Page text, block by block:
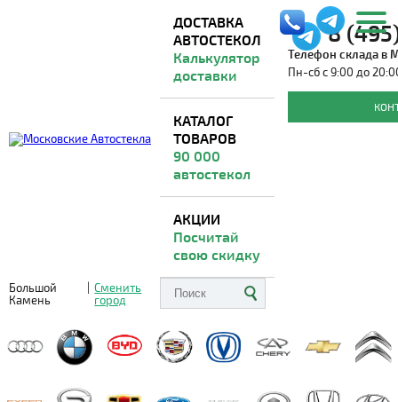
ДОСТАВКА
АВТОСТЕКОЛ
Калькулятор
доставки
КАТАЛОГ
ТОВАРОВ
90 000
автостекол
АКЦИИ
Посчитай
свою скидку
Большой
Камень
| Сменить
город
8
Телефон склада в
Пн-сб с 9:00 до
ВО ВСЕ РЕГИОНЫ